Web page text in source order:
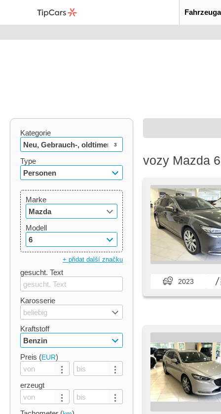
Kategorie
Neu, Gebrauch-, oldtimer
3
Type
Personen
Marke
Mazda
Modell
6
+ přidat další značku
gesucht. Text
Karosserie
beliebig
Kraftstoff
Benzin
Preis (EUR)
erzeugt
vozy Mazda
2023